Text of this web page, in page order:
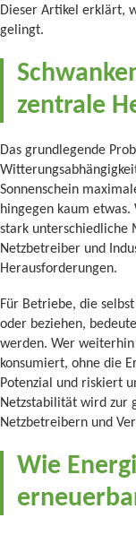
Dieser Artikel erklärt,
gelingt.
zentrale
Das grundlegende
Sonnenschein
hingegen kaum
stark unterschiedliche
Netzbetreiber und
Herausforderungen.
Für Betriebe, die
oder beziehen,
werden. Wer
konsumiert, ohne die
Potenzial und riskiert
Netzstabilität wird zur
Netzbetreibern und
Wie